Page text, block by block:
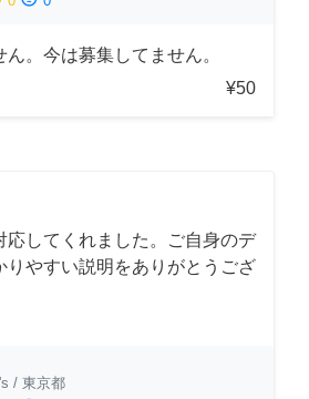
。今は募集してません。
¥50
応してくれました。ご自身のデ
りやすい説明をありがとうござ
/ 東京都